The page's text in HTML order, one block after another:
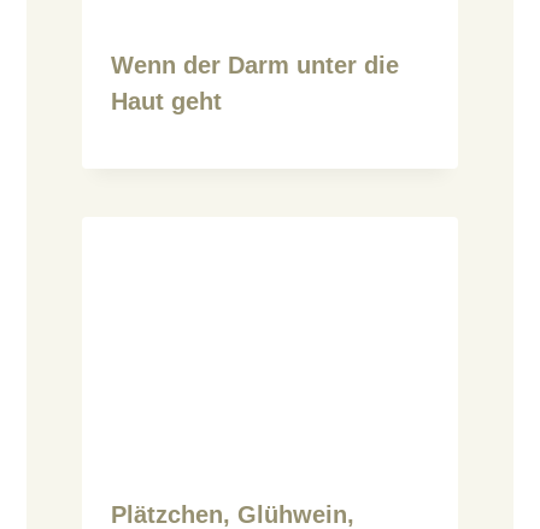
Wenn der Darm unter die
Haut geht
Plätzchen, Glühwein,